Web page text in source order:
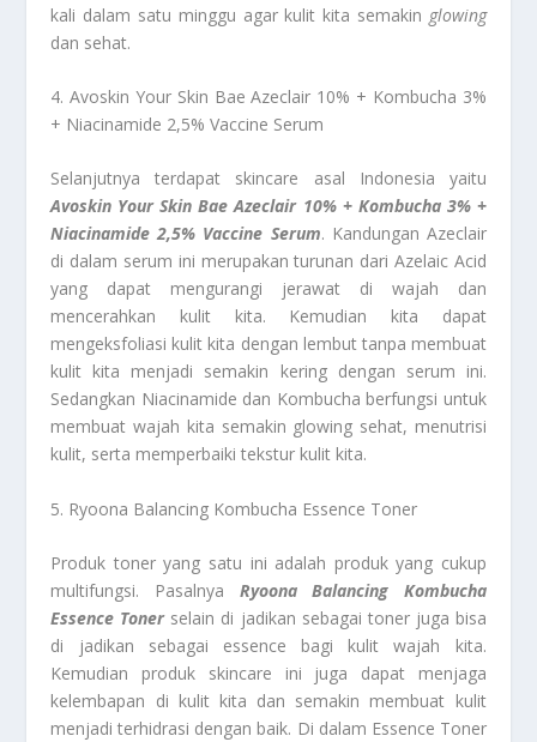
kali dalam satu minggu agar kulit kita semakin glowing
dan sehat.
4. Avoskin Your Skin Bae Azeclair 10% + Kombucha 3%
+ Niacinamide 2,5% Vaccine Serum
Selanjutnya terdapat skincare asal Indonesia yaitu
Avoskin Your Skin Bae Azeclair 10% + Kombucha 3% +
Niacinamide 2,5% Vaccine Serum. Kandungan Azeclair
di dalam serum ini merupakan turunan dari Azelaic Acid
yang dapat mengurangi jerawat di wajah dan
mencerahkan kulit kita. Kemudian kita dapat
mengeksfoliasi kulit kita dengan lembut tanpa membuat
kulit kita menjadi semakin kering dengan serum ini.
Sedangkan Niacinamide dan Kombucha berfungsi untuk
membuat wajah kita semakin glowing sehat, menutrisi
kulit, serta memperbaiki tekstur kulit kita.
5. Ryoona Balancing Kombucha Essence Toner
Produk toner yang satu ini adalah produk yang cukup
multifungsi. Pasalnya Ryoona Balancing Kombucha
Essence Tonerselain di jadikan sebagai toner juga bisa
di jadikan sebagai essence bagi kulit wajah kita.
Kemudian produk skincare ini juga dapat menjaga
kelembapan di kulit kita dan semakin membuat kulit
menjadi terhidrasi dengan baik. Di dalam Essence Toner